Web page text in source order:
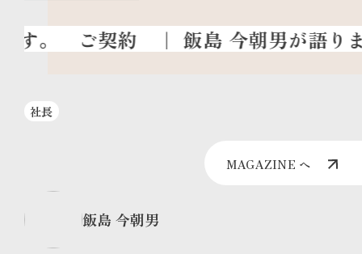
ご契約 ｜ 飯島 今朝男が語り
社長
MAGAZINE へ
飯島 今朝男